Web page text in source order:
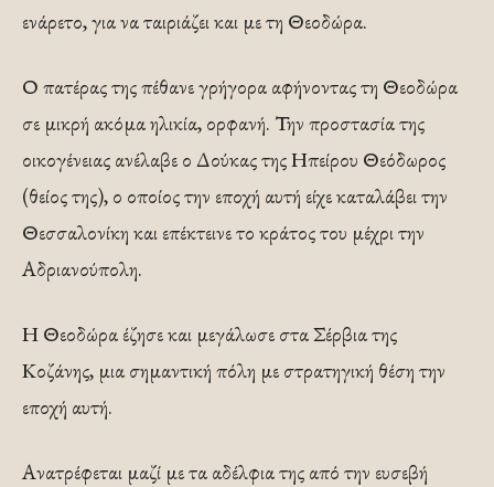
ενάρετο, για να ταιριάζει και με τη Θεοδώρα.
Ο πατέρας της πέθανε γρήγορα αφήνοντας τη Θεοδώρα
σε μικρή ακόμα ηλικία, ορφανή. Την προστασία της
οικογένειας ανέλαβε ο Δούκας της Ηπείρου Θεόδωρος
(θείος της), ο οποίος την εποχή αυτή είχε καταλάβει την
Θεσσαλονίκη και επέκτεινε το κράτος του μέχρι την
Αδριανούπολη.
Η Θεοδώρα έζησε και μεγάλωσε στα Σέρβια της
Κοζάνης, μια σημαντική πόλη με στρατηγική θέση την
εποχή αυτή.
Ανατρέφεται μαζί με τα αδέλφια της από την ευσεβή